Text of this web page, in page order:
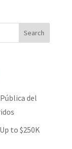
Search
del
to $250K